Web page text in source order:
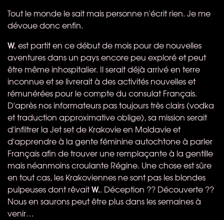
Tout le monde le sait mais personne n'écrit rien. Je me
dévoue donc enfin.
W.est partit en ce début de mois pour de nouvelles
aventures dans un pays encore peu exploré et peut
être même inhospitalier. Il serait déjà arrivé en terre
inconnue et se livrerait à des activités nouvelles et
rémunérées pour le compte du consulat Français.
D'après nos informateurs pas toujours très clairs (vodka
et traduction approximative oblige), sa mission serait
d'infiltrer la Jet set de Krakovie en Moldavie et
d'apprendre à la gente féminine autochtone à parler
Français afin de trouver une remplaçante à la gentille
mais néanmoins croulante Régine. Une chose est sûre
en tout cas, les Krakoviennes ne sont pas les blondes
pulpeuses dont rêvaitW.. Déception ?? Découverte ??
Nous en saurons peut être plus dans les semaines à
venir…